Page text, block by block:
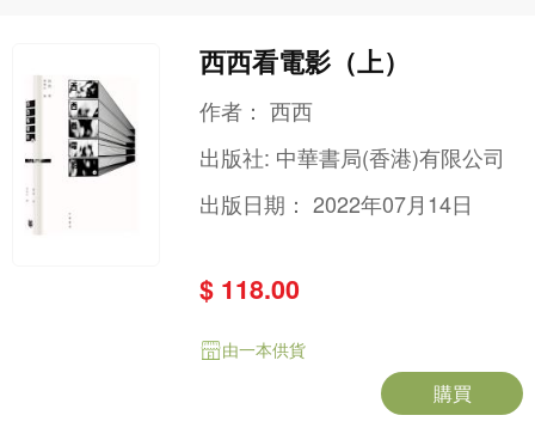
西西看電影（上）
作者：西西
出版社: 中華書局(香港)有限公司
出版日期：2022年07月14日
$ 118.00
由一本供貨
購買